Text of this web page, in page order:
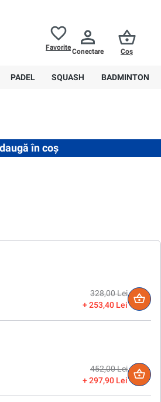
FavoriteConectare Coș
PADEL SQUASH BADMINTON
butoanele pentru a mări sau
în coș
328,00 Lei
253,40 Lei
452,00 Lei
297,90 Lei